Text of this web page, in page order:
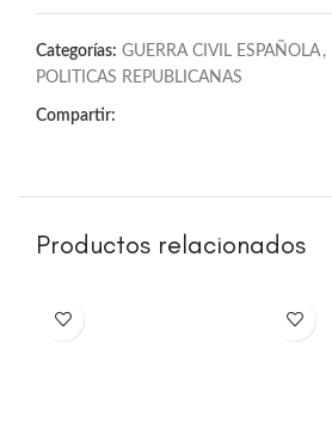
Categorías: GUERRA CIVIL ESPAÑOLA ,
POLITICAS REPUBLICANAS
Compartir:
Productos relacionados